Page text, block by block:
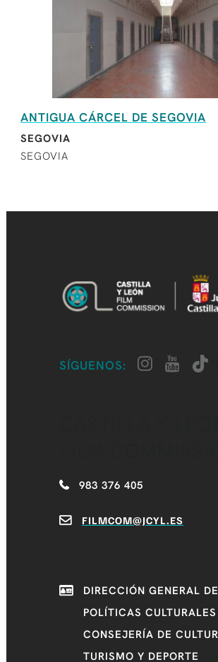
ANTIGUA CÁRCEL DE SEGOVIA
SEGOVIA
SEGOVIA
SÍGUENOS:
983 376 405
FILMCOM@JCYL.ES
DIRECCIÓN GENERAL DE
POLÍTICAS CULTURALES
CONSEJERÍA DE
TURISMO Y DEPORTE